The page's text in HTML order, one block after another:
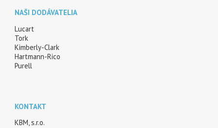
NAŠI DODÁVATELIA
Lucart
Tork
Kimberly-Clark
Hartmann-Rico
Purell
KONTAKT
KBM, s.r.o.